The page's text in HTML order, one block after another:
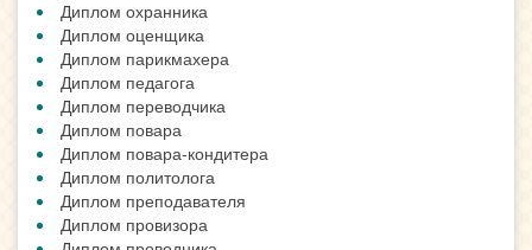
Диплом охранника
Диплом оценщика
Диплом парикмахера
Диплом педагога
Диплом переводчика
Диплом повара
Диплом повара-кондитера
Диплом политолога
Диплом преподавателя
Диплом провизора